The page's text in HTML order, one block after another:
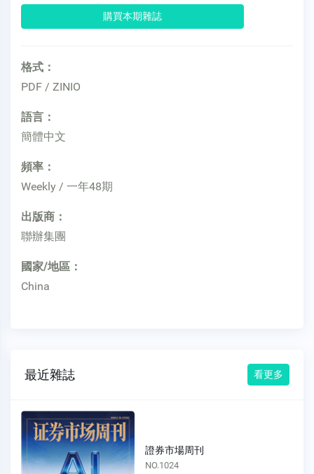
格式：
PDF / ZINIO
語言：
簡體中文
頻率：
Weekly / 一年48期
出版商：
聯辦集團
國家/地區：
China
最近雜誌 看更多
證券市場周刊
NO.1023